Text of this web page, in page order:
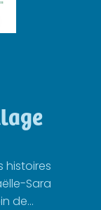
histoires
Sara
de...